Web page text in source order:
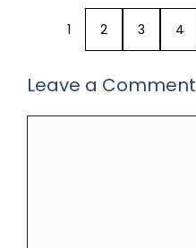
1 2 3 4
Leave a Comment